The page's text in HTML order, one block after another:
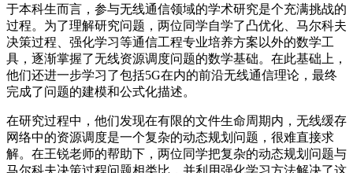
于本科生而言，参与无线通信领域的学术研究是个充满挑战的
过程。为了理解研究问题，两位同学自学了凸优化、马尔科夫
决策过程、强化学习等通信工程专业培养方案以外的数学工
具，逐渐掌握了无线资源调度问题的数学基础。在此基础上，
他们还进一步学习了包括5G在内的前沿无线通信理论，最终
完成了问题的建模和公式化描述。
在研究过程中，他们发现在有限的文件生命周期内，无线缓存
网络中的资源调度是一个复杂的动态规划问题，很难直接求
解。在王锐老师的帮助下，两位同学把复杂的动态规划问题与
马尔科夫决策过程问题相类比，并利用强化学习方法解决了这